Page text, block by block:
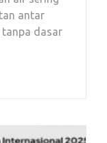
antar
dasar